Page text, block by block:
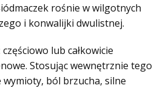
rośnie w wilgotnych
i konwalijki dwulistnej.
lub całkowicie
Stosując wewnętrznie tego
wymioty, ból brzucha, silne